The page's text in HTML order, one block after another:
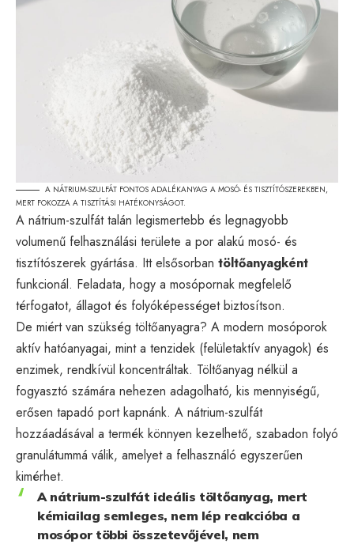
A NÁTRIUM-SZULFÁT FONTOS ADALÉKANYAG A MOSÓ- ÉS TISZTÍTÓSZEREKBEN,
MERT FOKOZZA A TISZTÍTÁSI HATÉKONYSÁGOT.
A nátrium-szulfát talán legismertebb és legnagyobb
volumenű felhasználási területe a por alakú mosó- és
tisztítószerek gyártása. Itt elsősorban töltőanyagként
funkcionál. Feladata, hogy a mosópornak megfelelő
térfogatot, állagot és folyóképességet biztosítson.
De miért van szükség töltőanyagra? A modern mosóporok
aktív hatóanyagai, mint a tenzidek (felületaktív anyagok) és
enzimek, rendkívül koncentráltak. Töltőanyag nélkül a
fogyasztó számára nehezen adagolható, kis mennyiségű,
erősen tapadó port kapnánk. A nátrium-szulfát
hozzáadásával a termék könnyen kezelhető, szabadon folyó
granulátummá válik, amelyet a felhasználó egyszerűen
kimérhet.
A nátrium-szulfát ideális töltőanyag, mert
kémiailag semleges, nem lép reakcióba a
mosópor többi összetevőjével, nem